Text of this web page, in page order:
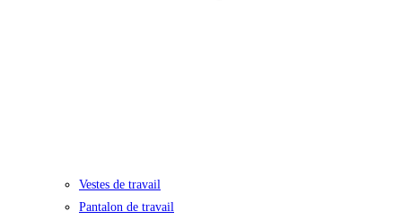
Vestes de travail
Pantalon de travail